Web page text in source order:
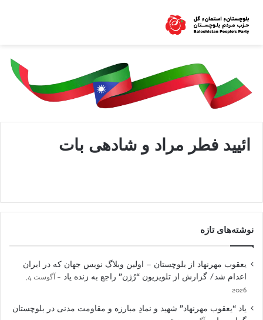
ائیید فطر مراد و شادهی بات
نوشته‌های تازه
یعقوب مهرنهاد از بلوچستان – اولین وبلاگ نویس جهان که در ایران
اعدام شد/ گزارش از تلویزیون “رُژن” راجع به زنده یاد
آگوست 4,
2026
یاد “یعقوب مهرنهاد” شهید و نمادِ مبارزه و مقاومت مدنی در بلوچستان